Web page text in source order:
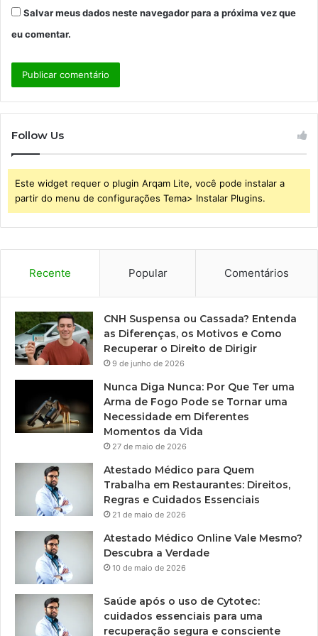
Salvar meus dados neste navegador para a próxima vez que
eu comentar.
Follow Us
Este widget requer o plugin Arqam Lite, você pode instalar a
partir do menu de configurações Tema> Instalar Plugins.
Recente Popular Comentários
CNH Suspensa ou Cassada? Entenda
as Diferenças, os Motivos e Como
Recuperar o Direito de Dirigir
9 de junho de 2026
Nunca Diga Nunca: Por Que Ter uma
Arma de Fogo Pode se Tornar uma
Necessidade em Diferentes
Momentos da Vida
27 de maio de 2026
Atestado Médico para Quem
Trabalha em Restaurantes: Direitos,
Regras e Cuidados Essenciais
21 de maio de 2026
Atestado Médico Online Vale Mesmo?
Descubra a Verdade
10 de maio de 2026
Saúde após o uso de Cytotec:
cuidados essenciais para uma
recuperação segura e consciente